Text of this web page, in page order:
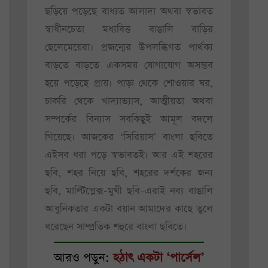
ছড়িয়ে পড়েছে বাধ্যত আলাদা অথবা স্বভাবত
স্বাধীনচেতা মধ্যবিত্ত বাঙালি বাড়ির
ছেলেমেয়েরা। প্রজন্মের উপলব্ধিগত পার্থক্য
বাড়তে বাড়তে একসময় যোগাযোগ অসম্ভব
হয়ে পড়েছে প্রায়। পাড়া থেকে শোওয়ার ঘর,
চাকরি থেকে খাদ্যাভ্যাস, আত্মীয়তা অথবা
সম্পর্কের বিন্যাস সবকিছুই আমূল বদলে
গিয়েছে। আজকের ‘সিরিয়াস’ বাংলা ছবিতে
এইসব ধরা পড়ে স্বভাবতই। আর এই শহরের
ছবি, শহর নিয়ে ছবি, শহরের দর্শকের জন্য
ছবি, মাল্টিপ্লেক্স-মুখী ছবি–এরাই নব্য বাঙালি
আধুনিকতার একটা বয়ান আমাদের কাছে তুলে
ধরেছেন সাম্প্রতিক শহুরে বাংলা ছবিতে।
আরও পড়ুন:হঠাৎ একটা ‘পার্সেল’